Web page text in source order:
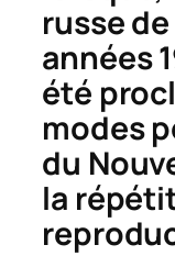
russe
années
été
modes
du
la